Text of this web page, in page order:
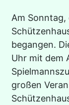
Am Sonntag,
begangen.
Uhr mit dem
großen